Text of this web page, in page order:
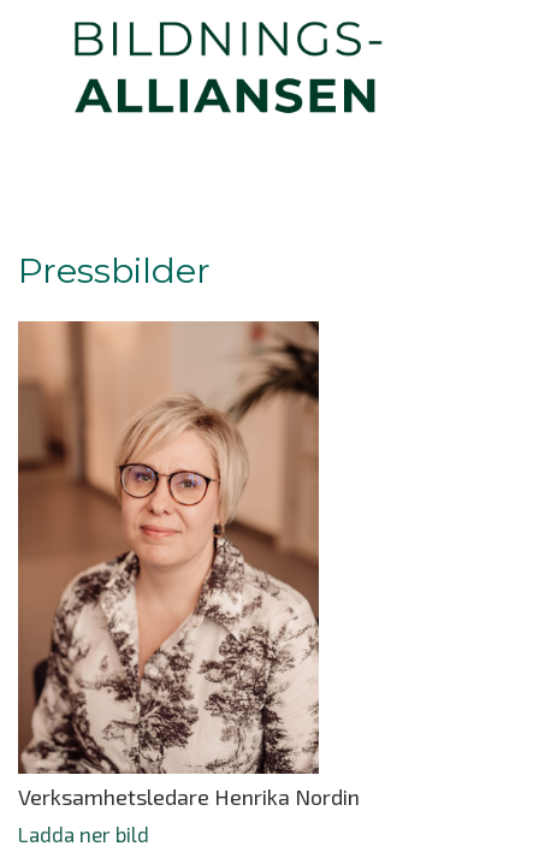
Pressbilder
Verksamhetsledare Henrika Nordin
Ladda ner bild